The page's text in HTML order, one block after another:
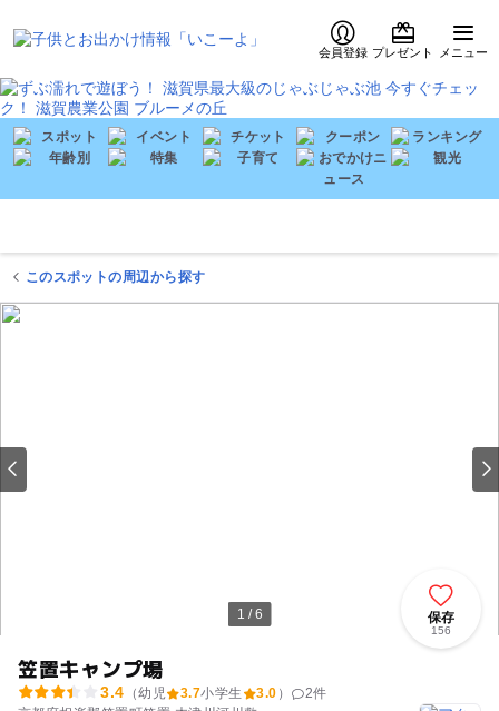
会員登録 プレゼント メニュー
このスポットの周辺から探す
1 / 6
笠置キャンプ場
3.4 （幼児 3.7小学生 3.0 ） 2件
保存
156